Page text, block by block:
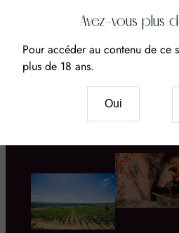
Domaines &
Cépages
Avez-vous plus
Pour accéder au contenu de ce
plus de 18 ans.
Oui